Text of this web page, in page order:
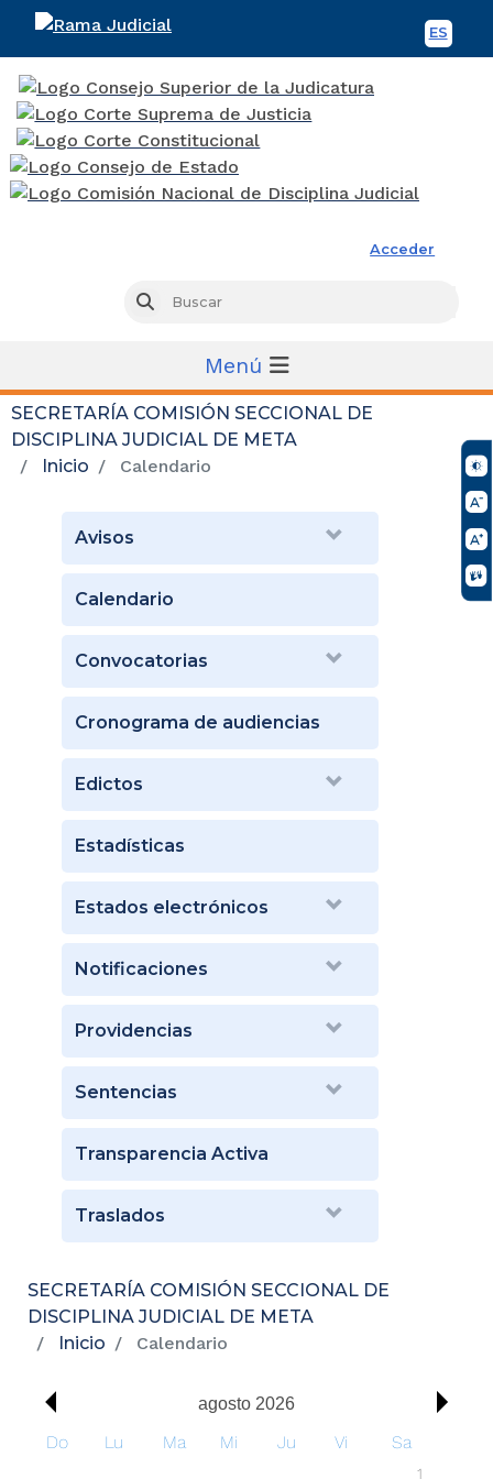
ES
Acceder
Buscar
Menú
SECRETARÍA COMISIÓN SECCIONAL DE
DISCIPLINA JUDICIAL DE META
Inicio
Calendario
Avisos
Calendario
Convocatorias
Cronograma de audiencias
Edictos
Estadísticas
Estados electrónicos
Notificaciones
Providencias
Sentencias
Transparencia Activa
Traslados
SECRETARÍA COMISIÓN SECCIONAL DE
DISCIPLINA JUDICIAL DE META
Inicio
Calendario
agosto 2026
Do Lu Ma Mi Ju Vi Sa
1
00:
01: